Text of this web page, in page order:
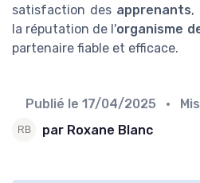
satisfaction des apprenants,
la réputation de l'organisme
partenaire fiable et efficace.
Publié le 17/04/2025 •
par Roxane Blanc